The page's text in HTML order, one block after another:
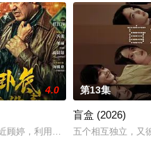
女子进士科三元及第入翰林院的
4.0
顾婷，利用顾炎女儿奴的属性，请
第13集
盲盒 (2026)
五个相互独立，又